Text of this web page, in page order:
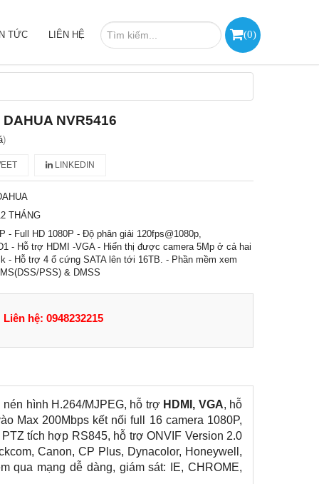
(0)
TỨC LIÊN HỆ
NVR5416
)
LINKEDIN
THÁNG
- Full HD 1080P - Độ phân giải 120fps@1080p,
- Hỗ trợ HDMI -VGA - Hiển thị được camera 5Mp ở cả hai
- Hỗ trợ 4 ổ cứng SATA lên tới 16TB. - Phần mềm xem
PSS) & DMSS
Liên hệ: 0948232215
nén hình H.264/MJPEG, hỗ trợ HDMI, VGA, hỗ
Max 200Mbps kết nối full 16 camera 1080P,
tích hợp RS845, hỗ trợ ONVIF Version 2.0
Canon, CP Plus, Dynacolor, Honeywell,
qua mạng dễ dàng, giám sát: IE, CHROME,